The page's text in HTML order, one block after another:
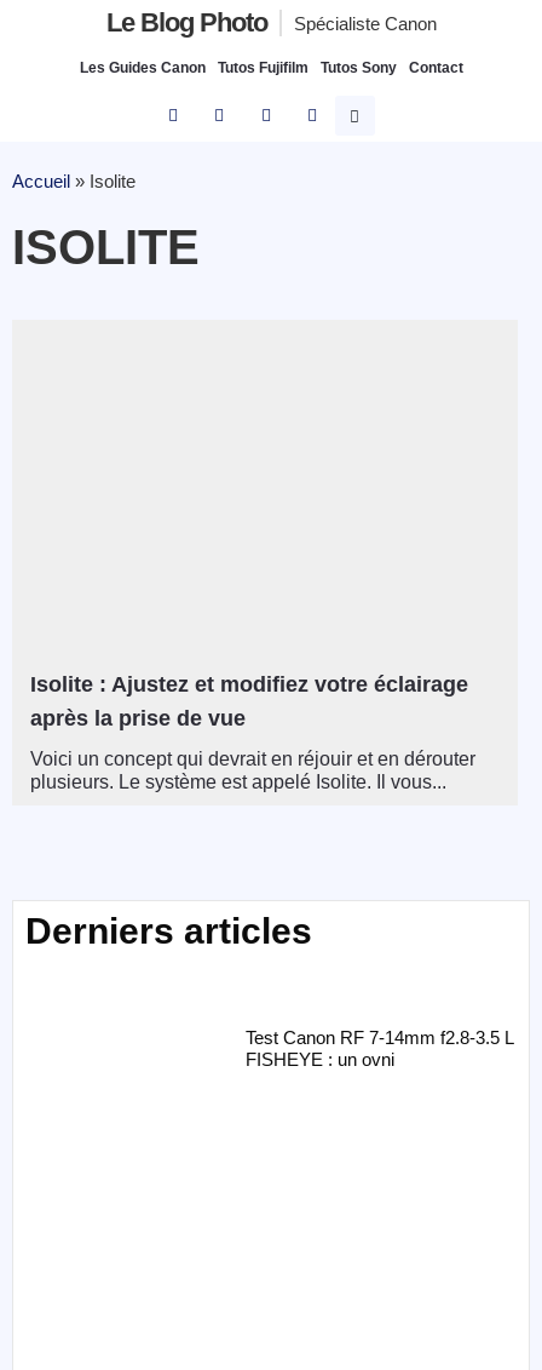
Le Blog Photo Spécialiste Canon
Les Guides Canon Tutos Fujifilm Tutos Sony Contact
Accueil » Isolite
ISOLITE
Isolite : Ajustez et modifiez votre éclairage
après la prise de vue
Voici un concept qui devrait en réjouir et en dérouter
plusieurs. Le système est appelé Isolite. Il vous...
Derniers articles
Test Canon RF 7-14mm f2.8-3.5 L
FISHEYE : un ovni